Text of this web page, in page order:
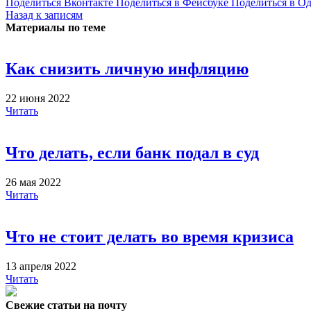
Назад к записям
Материалы по теме
Как снизить личную инфляцию
22 июня 2022
Читать
Что делать, если банк подал в суд
26 мая 2022
Читать
Что не стоит делать во время кризиса
13 апреля 2022
Читать
Свежие статьи на почту